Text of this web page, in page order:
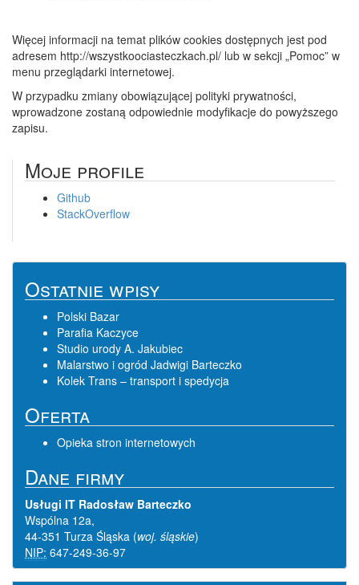
Więcej informacji na temat plików cookies dostępnych jest pod
adresem http://wszystkoociasteczkach.pl/ lub w sekcji „Pomoc” w
menu przeglądarki internetowej.
W przypadku zmiany obowiązującej polityki prywatności,
wprowadzone zostaną odpowiednie modyfikacje do powyższego
zapisu.
Moje profile
Github
StackOverflow
Ostatnie wpisy
Polski Bazar
Parafia Kaczyce
Studio urody A. Jakubiec
Malarstwo i ogród Jadwigi Barteczko
Kolek Trans – transport i spedycja
Oferta
Opieka stron internetowych
Dane firmy
Usługi IT Radosław Barteczko
Wspólna 12a,
44-351 Turza Śląska (woj. śląskie)
NIP: 647-249-36-97